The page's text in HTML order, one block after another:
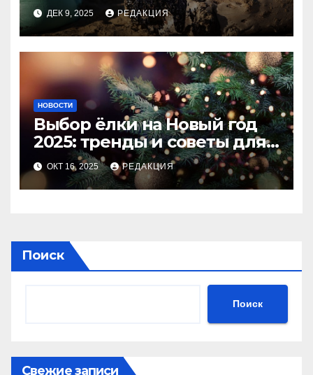
ДЕК 9, 2025 РЕДАКЦИЯ
НОВОСТИ
Выбор ёлки на Новый год
2025: тренды и советы для
идеального праздника
ОКТ 16, 2025 РЕДАКЦИЯ
Поиск
Поиск
Свежие записи